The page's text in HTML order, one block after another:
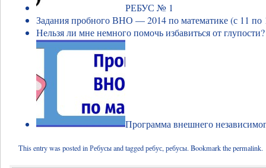
РЕБУС № 1
Задания пробного ВНО — 2014 по математике (с 11 по
Нельзя ли мне немного помочь избавиться от глупости?
Программа внешнего
This entry was posted inРебусыand taggedребус, ребусы. Bookmark thepermalink.